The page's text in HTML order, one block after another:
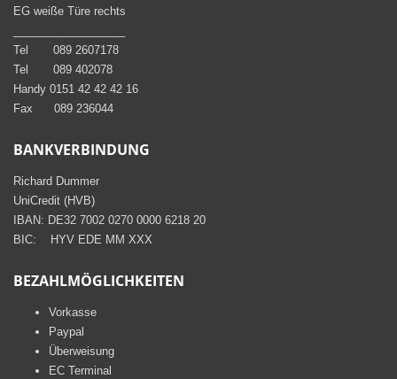
EG weiße Türe rechts
Tel 089 2607178
Tel 089 402078
Handy 0151 42 42 42 16
Fax 089 236044
BANKVERBINDUNG
Richard Dummer
UniCredit (HVB)
IBAN: DE32 7002 0270 0000 6218 20
BIC: HYV EDE MM XXX
BEZAHLMÖGLICHKEITEN
Vorkasse
Paypal
Überweisung
EC Terminal